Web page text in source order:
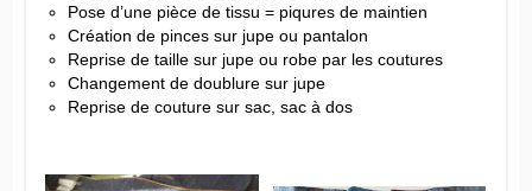
Pose d’une pièce de tissu = piqures de maintien
Création de pinces sur jupe ou pantalon
Reprise de taille sur jupe ou robe par les coutures
Changement de doublure sur jupe
Reprise de couture sur sac, sac à dos